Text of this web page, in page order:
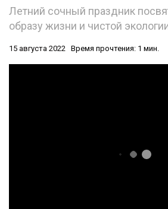
Летний сочный праздник
образу жизни и чистой
15 августа 2022 Время прочтения: 1 мин.